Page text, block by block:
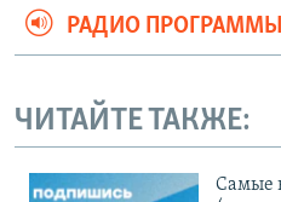
РАДИО ПРОГРАММЫ
ЧИТАЙТЕ ТАКЖЕ:
Cамые